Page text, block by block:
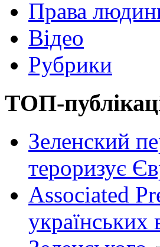
Права
Відео
Рубрики
ТОП-
Зеленский
тероризує
Associated
українських